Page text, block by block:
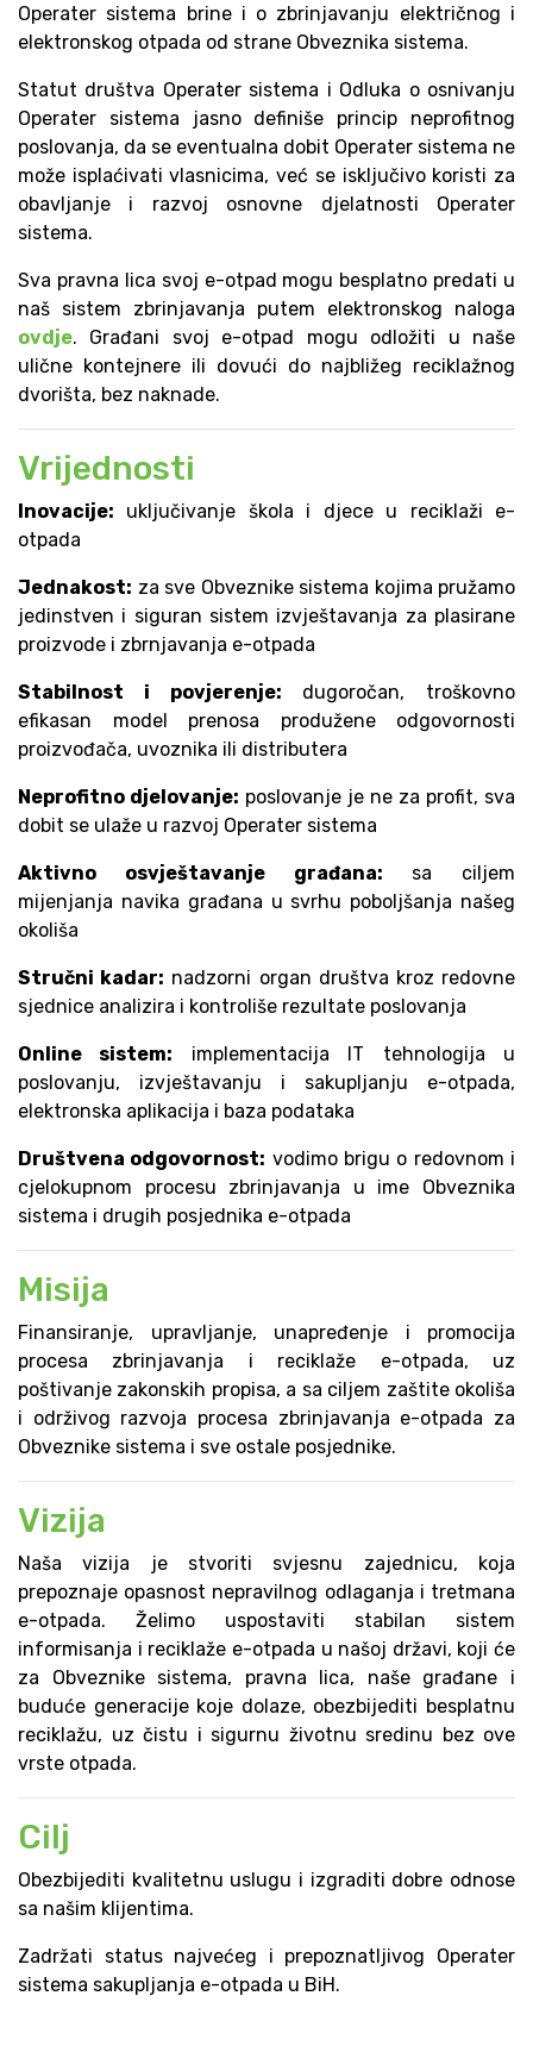
Operater sistema brine i o zbrinjavanju električnog i
elektronskog otpada od strane Obveznika sistema.
Statut društva Operater sistema i Odluka o osnivanju
Operater sistema jasno definiše princip neprofitnog
poslovanja, da se eventualna dobit Operater sistema ne
može isplaćivati vlasnicima, već se isključivo koristi za
obavljanje i razvoj osnovne djelatnosti Operater
sistema.
Sva pravna lica svoj e-otpad mogu besplatno predati u
naš sistem zbrinjavanja putem elektronskog naloga
ovdje. Građani svoj e-otpad mogu odložiti u naše
ulične kontejnere ili dovući do najbližeg reciklažnog
dvorišta, bez naknade.
Vrijednosti
Inovacije: uključivanje škola i djece u reciklaži e-
otpada
Jednakost: za sve Obveznike sistema kojima pružamo
jedinstven i siguran sistem izvještavanja za plasirane
proizvode i zbrnjavanja e-otpada
Stabilnost i povjerenje: dugoročan, troškovno
efikasan model prenosa produžene odgovornosti
proizvođača, uvoznika ili distributera
Neprofitno djelovanje: poslovanje je ne za profit, sva
dobit se ulaže u razvoj Operater sistema
Aktivno osvještavanje građana: sa ciljem
mijenjanja navika građana u svrhu poboljšanja našeg
okoliša
Stručni kadar: nadzorni organ društva kroz redovne
sjednice analizira i kontroliše rezultate poslovanja
Online sistem: implementacija IT tehnologija u
poslovanju, izvještavanju i sakupljanju e-otpada,
elektronska aplikacija i baza podataka
Društvena odgovornost: vodimo brigu o redovnom i
cjelokupnom procesu zbrinjavanja u ime Obveznika
sistema i drugih posjednika e-otpada
Misija
Finansiranje, upravljanje, unapređenje i promocija
procesa zbrinjavanja i reciklaže e-otpada, uz
poštivanje zakonskih propisa, a sa ciljem zaštite okoliša
i održivog razvoja procesa zbrinjavanja e-otpada za
Obveznike sistema i sve ostale posjednike.
Vizija
Naša vizija je stvoriti svjesnu zajednicu, koja
prepoznaje opasnost nepravilnog odlaganja i tretmana
e-otpada. Želimo uspostaviti stabilan sistem
informisanja i reciklaže e-otpada u našoj državi, koji će
za Obveznike sistema, pravna lica, naše građane i
buduće generacije koje dolaze, obezbijediti besplatnu
reciklažu, uz čistu i sigurnu životnu sredinu bez ove
vrste otpada.
Cilj
Obezbijediti kvalitetnu uslugu i izgraditi dobre odnose
sa našim klijentima.
Zadržati status najvećeg i prepoznatljivog Operater
sistema sakupljanja e-otpada u BiH.